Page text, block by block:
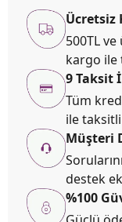
Ücretsiz
500TL
kargo ile
9 Taksit
Tüm
ile
Müşteri
destek
%100